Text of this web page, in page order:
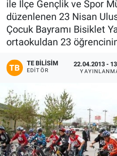
ile İlçe Gençlik ve Spor
düzenlenen 23 Nisan
Çocuk Bayramı Bisiklet
ortaokuldan 23 öğrencinin
TE BILISIM
EDITÖR
22.04.2013 -
Tüm Manşetler
Son Dakika Haberleri